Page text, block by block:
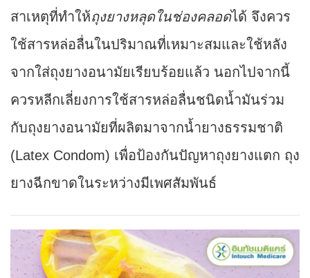
สาเหตุที่ทำให้ถุงยางหลุดในช่องคลอดได้ จึงควร
ใช้สารหล่อลื่นในปริมาณที่เหมาะสมและใช้หลัง
จากใส่ถุงยางอนามัยเรียบร้อยแล้ว นอกไปจากนี้
ควรหลีกเลี่ยงการใช้สารหล่อลื่นชนิดน้ำมันร่วม
กับถุงยางอนามัยที่ผลิตมาจากน้ำยางธรรมชาติ
(Latex Condom) เพื่อป้องกันปัญหาถุงยางแตก ถุง
ยางฉีกขาดในระหว่างมีเพศสัมพันธ์